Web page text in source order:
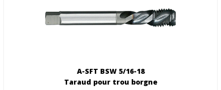
A-SFT BSW 5/16-18
Taraud pour trou borgne